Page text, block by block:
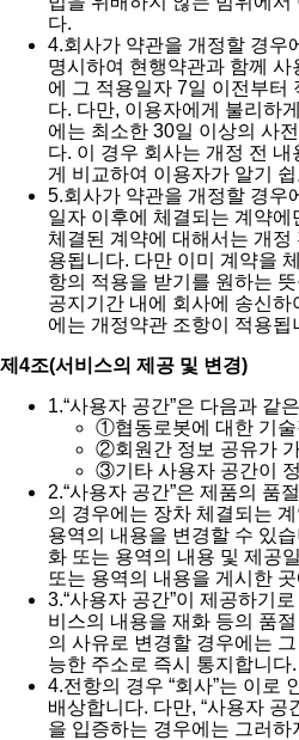
다.
4.회사가 약관을 개정할 경우
명시하여 현행약관과 함께
에 그 적용일자 7일 이전부터
다. 다만, 이용자에게 불리하
에는 최소한 30일 이상의 사
다. 이 경우 회사는 개정 전
게 비교하여 이용자가 알기
5.회사가 약관을 개정할 경우
일자 이후에 체결되는 계약에
체결된 계약에 대해서는 개
용됩니다. 다만 이미 계약을
항의 적용을 받기를 원하는
공지기간 내에 회사에 송신
에는 개정약관 조항이 적용됩
제4조(서비스의 제공 및 변경)
1.“사용자 공간”은 다음과 같
①협동로봇에 대한 기
②회원간 정보 공유가
③기타 사용자 공간이
2.“사용자 공간”은 제품의 품
의 경우에는 장차 체결되는
용역의 내용을 변경할 수 있
화 또는 용역의 내용 및 제공
또는 용역의 내용을 게시한
3.“사용자 공간”이 제공하기
비스의 내용을 재화 등의 품
의 사유로 변경할 경우에는
능한 주소로 즉시 통지합니다.
4.전항의 경우 “회사”는 이로
배상합니다. 다만, “사용자 공
을 입증하는 경우에는 그러하